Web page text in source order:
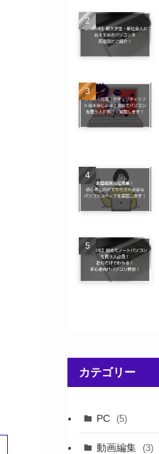
カテゴリー
PC (5)
(3)
動画編集 (3)